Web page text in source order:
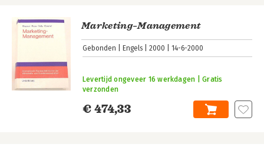
Marketing–Management
Gebonden Engels 2000 14-6-2000
€ 474,33
Levertijd ongeveer 16 werkdagen | Gratis
verzonden